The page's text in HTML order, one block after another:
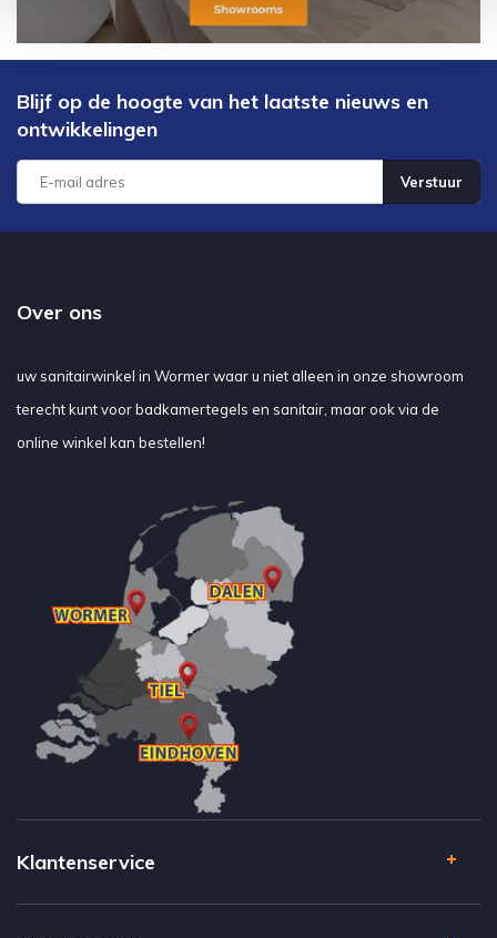
Blijf op de hoogte van het laatste nieuws en
ontwikkelingen
Verstuur
Over ons
uw sanitairwinkel in Wormer waar u niet alleen in onze showroom
terecht kunt voor badkamertegels en sanitair, maar ook via de
online winkel kan bestellen!
Klantenservice